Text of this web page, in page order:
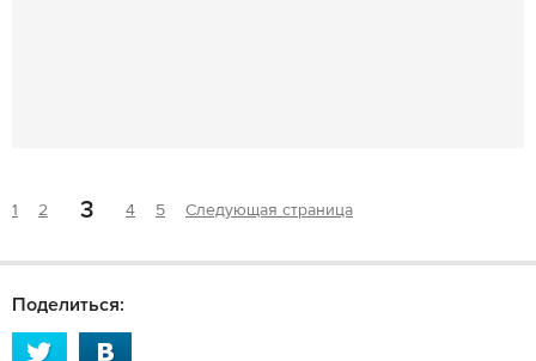
1 2 3 4 5 Следующая страница
Поделиться: